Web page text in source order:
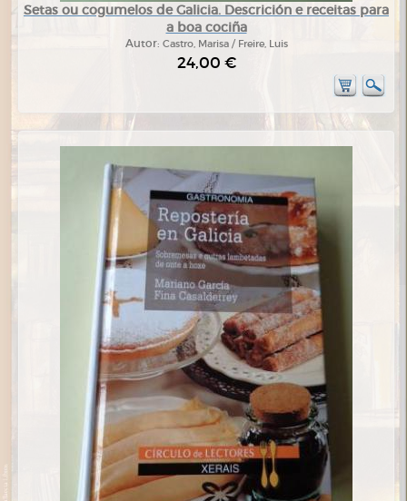
Setas ou cogumelos de Galicia. Descrición e receitas para
a boa cociña
Autor: Castro, Marisa / Freire, Luis
24,00 €